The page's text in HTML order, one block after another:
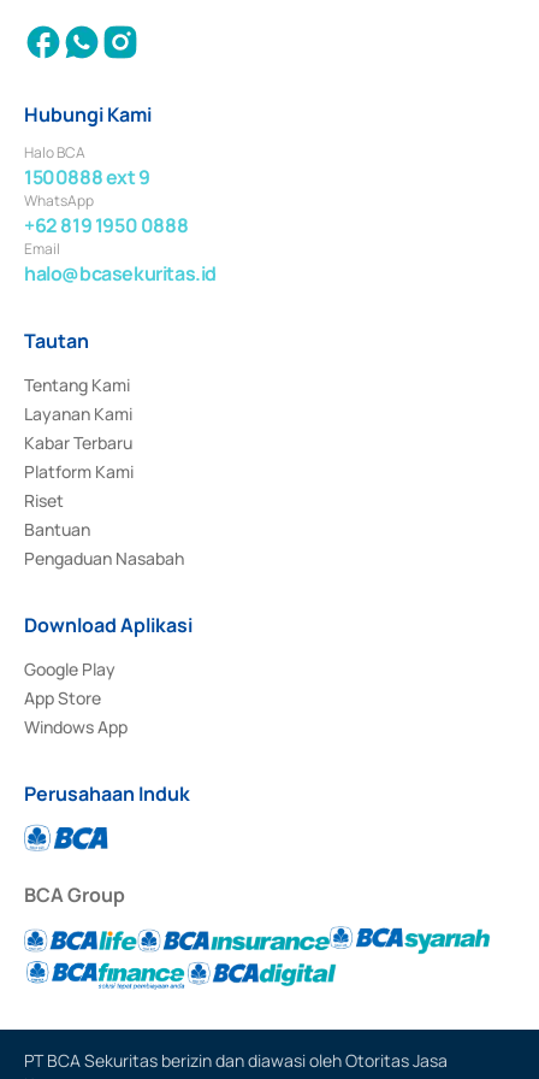
Hubungi Kami
Halo BCA
1500888 ext 9
WhatsApp
+62 819 1950 0888
Email
halo@bcasekuritas.id
Tautan
Tentang Kami
Layanan Kami
Kabar Terbaru
Platform Kami
Riset
Bantuan
Pengaduan Nasabah
Download Aplikasi
Google Play
App Store
Windows App
Perusahaan Induk
BCA Group
PT BCA Sekuritas berizin dan diawasi oleh Otoritas Jasa